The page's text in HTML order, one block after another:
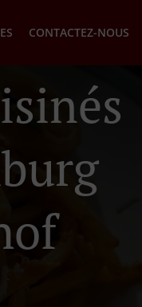
CONTACTEZ-NOUS